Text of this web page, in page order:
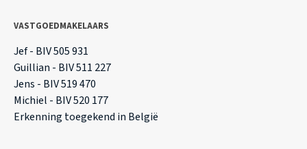
VASTGOEDMAKELAARS
Jef - BIV 505 931
Guillian - BIV 511 227
Jens - BIV 519 470
Michiel - BIV 520 177
Erkenning toegekend in België